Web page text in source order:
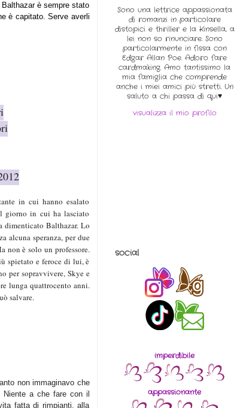
è sempre stato
e è capitato.Serve averli
in cui hanno esalato
giorno in cui ha lasciato
dimenticato Balthazar. Lo
alcuna speranza, per due
non è solo un professore.
spietato e feroce di lui, è
per sopravvivere, Skye e
lunga quattrocento anni.
salvare.
non immaginavo che
a che fare con il
fatta di rimpianti, alla
Sono una lettrice appassionata
di romanzi in particolare
distopici e thriller e la Kinsella, a
lei non so rinunciare. Sono
particolarmente in fissa con
Edgar Allan Poe. Adoro fare
cardmaking. Amo tantissimo la
mia famiglia che comprende
anche i miei amici più stretti. Un
saluto a chi passa di qui♥
visualizza il mio profilo
social
imperdibile
appassionante